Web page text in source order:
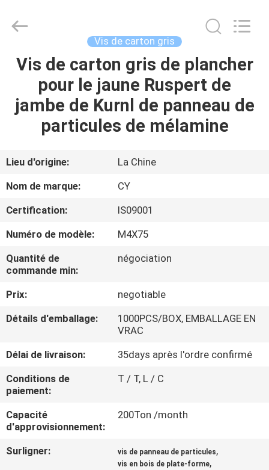
MAISON
PRODUITS
SUJET
DE
NOUS
VISITE
D'USINE
CONTRÔLE
DE
CONTACTEZ-
NOUS
NOUVELLES
Chaoyi
Fastener.
Reserved.
Vis de carton gris
Vis de carton gris de plancher
pour le jaune Ruspert de
jambe de Kurnl de panneau de
particules de mélamine
Lieu d'origine:
La Chine
Nom de marque:
CY
Certification:
IS09001
Numéro de modèle:
M4X75
Quantité de
commande min:
négociation
Prix:
negotiable
Détails d'emballage:
1000PCS/BOX, EMBALLAGE EN
VRAC
Délai de livraison:
35days après l'ordre confirmé
Conditions de
paiement:
T / T, L / C
Capacité
d'approvisionnement:
200Ton /month
Surligner: vis de panneau de particules,
vis en bois de plate-forme,